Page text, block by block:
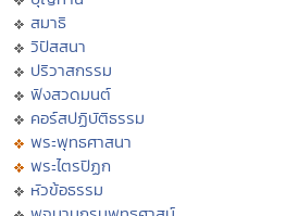
สมาธิ
วิปัสสนา
ปริวาสกรรม
ฟังสวดมนต์
คอร์สปฏิบัติธรรม
พระพุทธศาสนา
พระไตรปิฏก
หัวข้อธรรม